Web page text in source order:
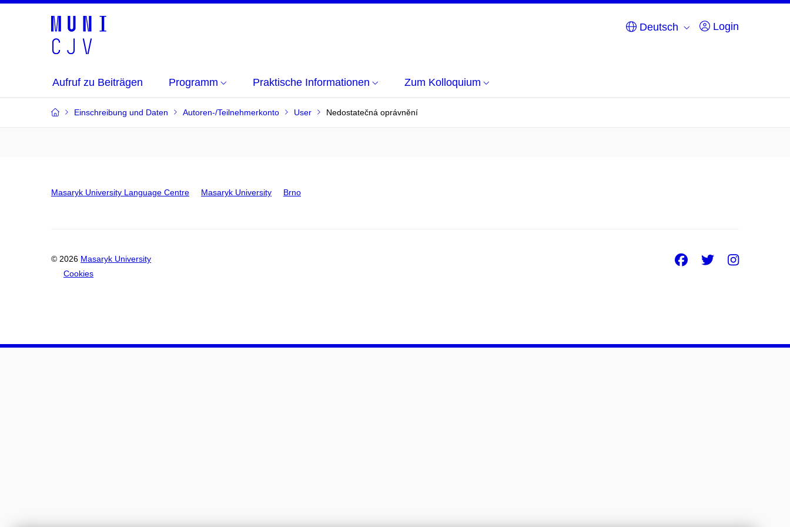
Deutsch Login
Aufruf zu Beiträgen Programm Praktische Informationen Zum Kolloquium
Einschreibung und Daten Autoren-/Teilnehmerkonto User Nedostatečná oprávnění
Masaryk University Language Centre Masaryk University Brno
© 2026 Masaryk University
Cookies
Facebook
Twitter